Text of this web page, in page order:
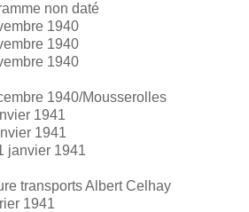
non daté
1940
1940
1940
1940/Mousserolles
1941
1941
janvier 1941
transports Albert Celhay
1941